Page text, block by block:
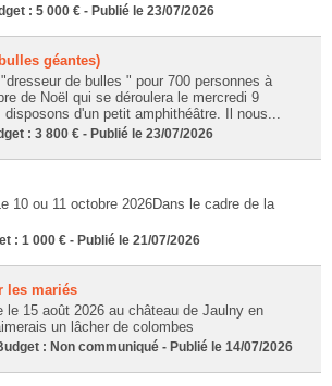
: 5 000 € - Publié le 23/07/2026
géantes)
de bulles " pour 700 personnes à
de Noël qui se déroulera le mercredi 9
d'un petit amphithéâtre. Il nous...
: 3 800 € - Publié le 23/07/2026
10 ou 11 octobre 2026Dans le cadre de la
: 1 000 € - Publié le 21/07/2026
les mariés
le 15 août 2026 au château de Jaulny en
un lâcher de colombes
: Non communiqué - Publié le 14/07/2026